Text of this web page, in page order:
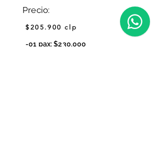
Precio:
$205.900 clp
-01 pax: $230.000